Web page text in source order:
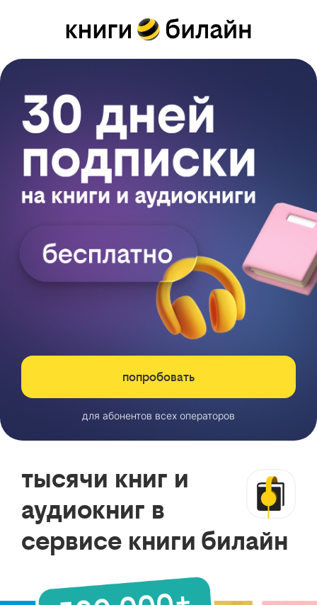
попробовать
для абонентов всех операторов
тысячи книг и
аудиокниг в
сервисе книги билайн